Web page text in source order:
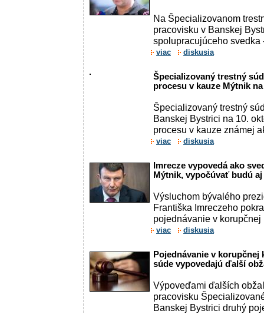
Na Špecializovanom
pracovisku v Banskej
spolupracujúceho svedka
viac diskusia
Špecializovaný trestný
procesu v kauze Mýtnik
Špecializovaný trestný
Banskej Bystrici na 10.
procesu v kauze známej
viac diskusia
Imrecze vypovedá ako
Mýtnik, vypočúvať budú
Výsluchom bývalého
Františka Imreczeho
pojednávanie v korupčnej
viac diskusia
Pojednávanie v korupčnej
súde vypovedajú ďalší
Výpoveďami ďalších
pracovisku
Banskej Bystrici druhý